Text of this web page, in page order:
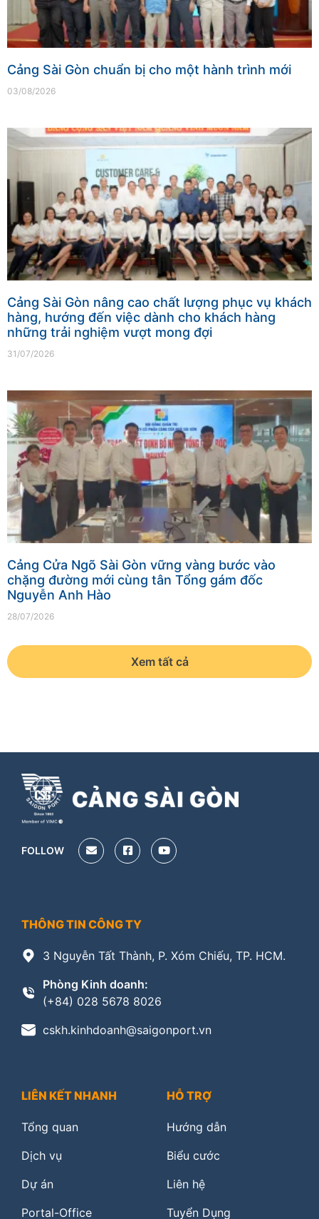
Cảng Sài Gòn chuẩn bị cho một hành trình mới
03/08/2026
Cảng Sài Gòn nâng cao chất lượng phục vụ khách
hàng, hướng đến việc dành cho khách hàng
những trải nghiệm vượt mong đợi
31/07/2026
Cảng Cửa Ngõ Sài Gòn vững vàng bước vào
chặng đường mới cùng tân Tổng gám đốc
Nguyễn Anh Hào
28/07/2026
Xem tất cả
FOLLOW
THÔNG TIN CÔNG TY
3 Nguyễn Tất Thành, P. Xóm Chiếu, TP. HCM.
Phòng Kinh doanh:
(+84) 028 5678 8026
cskh.kinhdoanh@saigonport.vn
LIÊN KẾT NHANH
Tổng quan
Dịch vụ
Dự án
Portal-Office
HỖ TRỢ
Hướng dẫn
Biểu cước
Liên hệ
Tuyển Dụng